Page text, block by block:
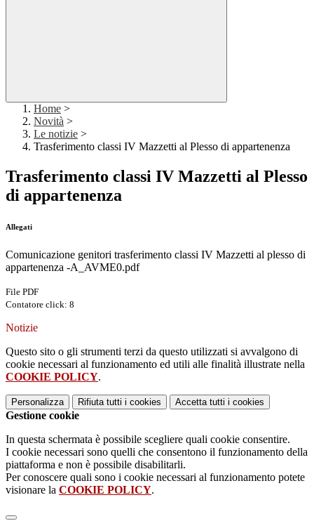
Home >
Novità >
Le notizie >
Trasferimento classi IV Mazzetti al Plesso di appartenenza
Trasferimento classi IV Mazzetti al Plesso
di appartenenza
Allegati
Comunicazione genitori trasferimento classi IV Mazzetti al plesso di
appartenenza -A_AVME0.pdf
File PDF
Contatore click: 8
Notizie
Questo sito o gli strumenti terzi da questo utilizzati si avvalgono di
cookie necessari al funzionamento ed utili alle finalità illustrate nella
COOKIE POLICY.
Personalizza Rifiuta tutti i cookies Accetta tutti i cookies
Gestione cookie
In questa schermata è possibile scegliere quali cookie consentire.
I cookie necessari sono quelli che consentono il funzionamento della
piattaforma e non è possibile disabilitarli.
Per conoscere quali sono i cookie necessari al funzionamento potete
visionare la COOKIE POLICY.